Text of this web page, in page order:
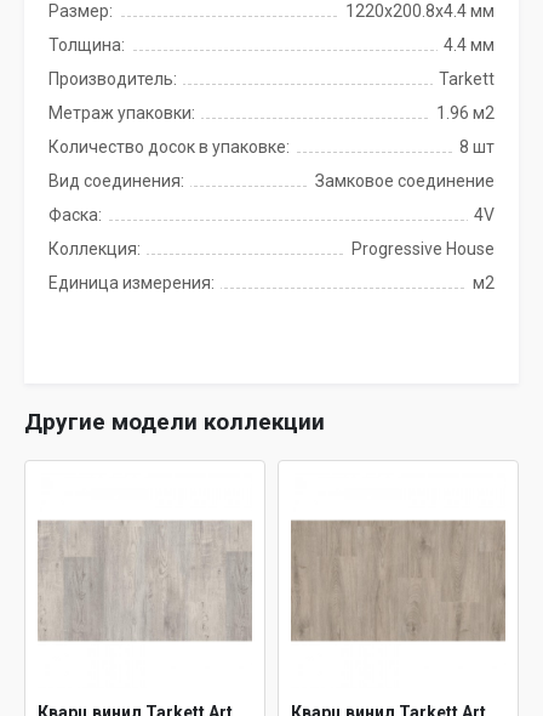
Размер:
1220x200.8х4.4 мм
Толщина:
4.4 мм
Производитель:
Tarkett
Метраж упаковки:
1.96 м2
Количество досок в упаковке:
8 шт
Вид соединения:
Замковое соединение
Фаска:
4V
Коллекция:
Progressive House
Единица измерения:
м2
Другие модели коллекции